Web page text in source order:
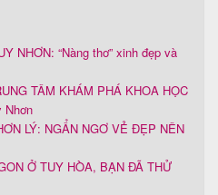
san hô, ghé tham
NHƠN: “Nàng thơ” xinh đẹp và
TÂM KHÁM PHÁ KHOA HỌC
Nhơn
LÝ: NGẨN NGƠ VẺ ĐẸP NÊN
Ở TUY HÒA, BẠN ĐÃ THỬ